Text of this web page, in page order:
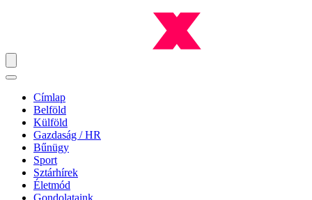
Címlap
Belföld
Külföld
Gazdaság / HR
Bűnügy
Sport
Sztárhírek
Életmód
Gondolataink